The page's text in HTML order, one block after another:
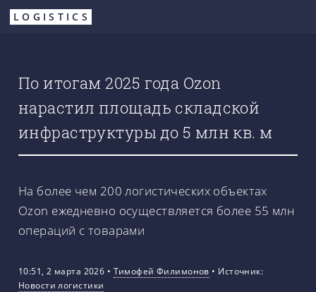
Перейти
LOGISTICS
По итогам 2025 года Ozon
нарастил площадь складской
инфраструктуры до 5 млн кв. м
На более чем 200 логистических объектах
Ozon ежедневно осуществляется более 55 млн
операций с товарами
10:51, 2 марта 2026 • Тимофей Филимонов • Источник:
Новости логистики